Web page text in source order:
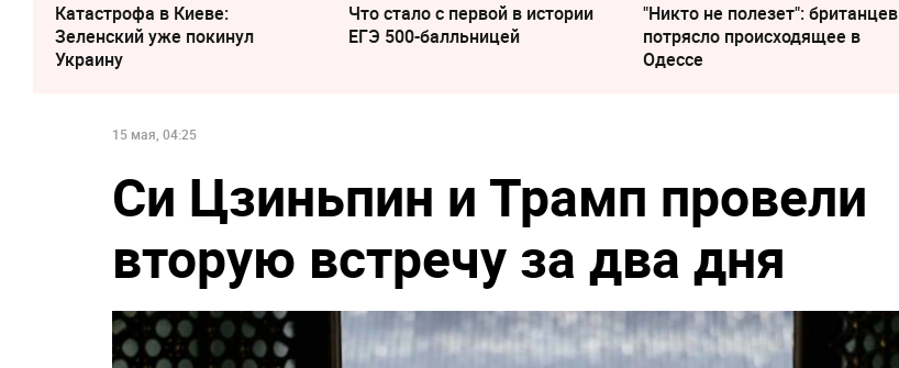
Катастрофа в Киеве:
Зеленский уже покинул
Украину
Что стало с первой в истории
ЕГЭ 500-балльницей
"Никто не полезет": британцев
потрясло происходящее в
Одессе
15 мая, 04:25
Си Цзиньпин и Трамп провели
вторую встречу за два дня